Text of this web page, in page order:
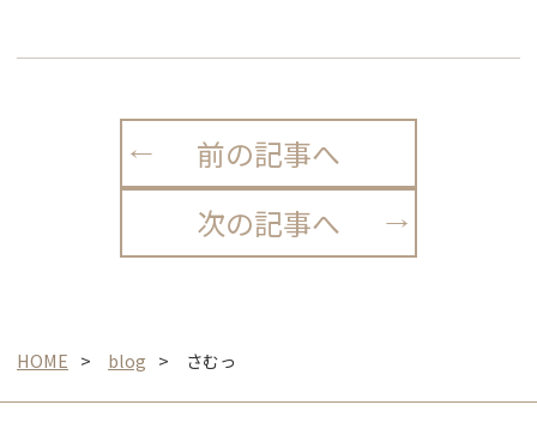
前の記事へ
次の記事へ
HOME blog さむっ